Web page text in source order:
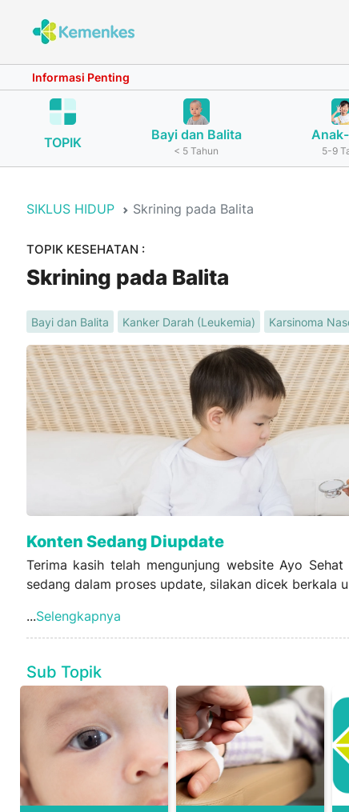
Informasi Penting
TOPIK Bayi dan Balita
< 5 Tahun 5-9
SIKLUS HIDUP Skrining pada Balita
TOPIK KESEHATAN :
Skrining pada Balita
Bayi dan Balita Kanker Darah (Leukemia) Karsinoma
Konten Sedang Diupdate
Terima kasih telah mengunjung website Ayo
sedang dalam proses update, silakan dicek berkala
...Selengkapnya
Sub Topik